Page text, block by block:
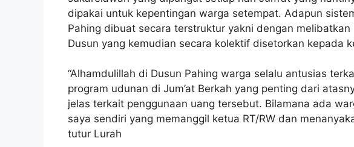
dipakai untuk kepentingan warga setempat. Adapun
Pahing dibuat secara terstruktur yakni dengan melibatkan
Dusun yang kemudian secara kolektif disetorkan kepada
“Alhamdulillah di Dusun Pahing warga selalu antusias
program udunan di Jum’at Berkah yang penting dari
jelas terkait penggunaan uang tersebut. Bilamana ada
saya sendiri yang memanggil ketua RT/RW dan
tutur Lurah